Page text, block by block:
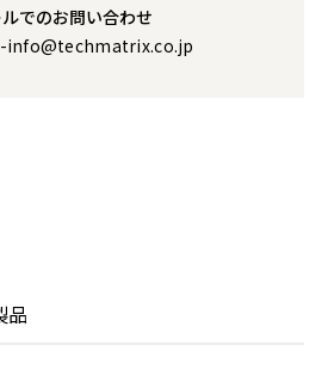
でのお問い合わせ
品